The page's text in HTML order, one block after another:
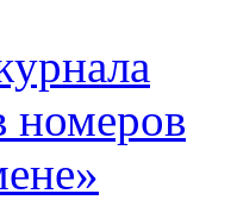
номеров